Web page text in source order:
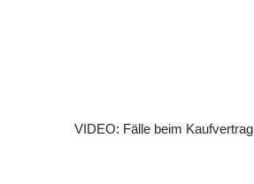
VIDEO: Fälle beim Kaufvertrag